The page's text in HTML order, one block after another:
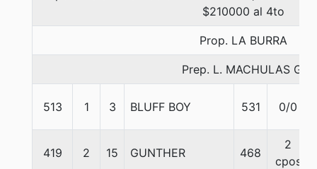
$210000 al 4to
Prop. LA BURRA
Prep. L. MACHULAS G.
513 1 3 BLUFF BOY 531 0/0
419 2 15 GUNTHER 468
2
cpos